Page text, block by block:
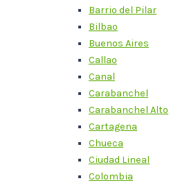
Barrio del Pilar
Bilbao
Buenos Aires
Callao
Canal
Carabanchel
Carabanchel Alto
Cartagena
Chueca
Ciudad Lineal
Colombia